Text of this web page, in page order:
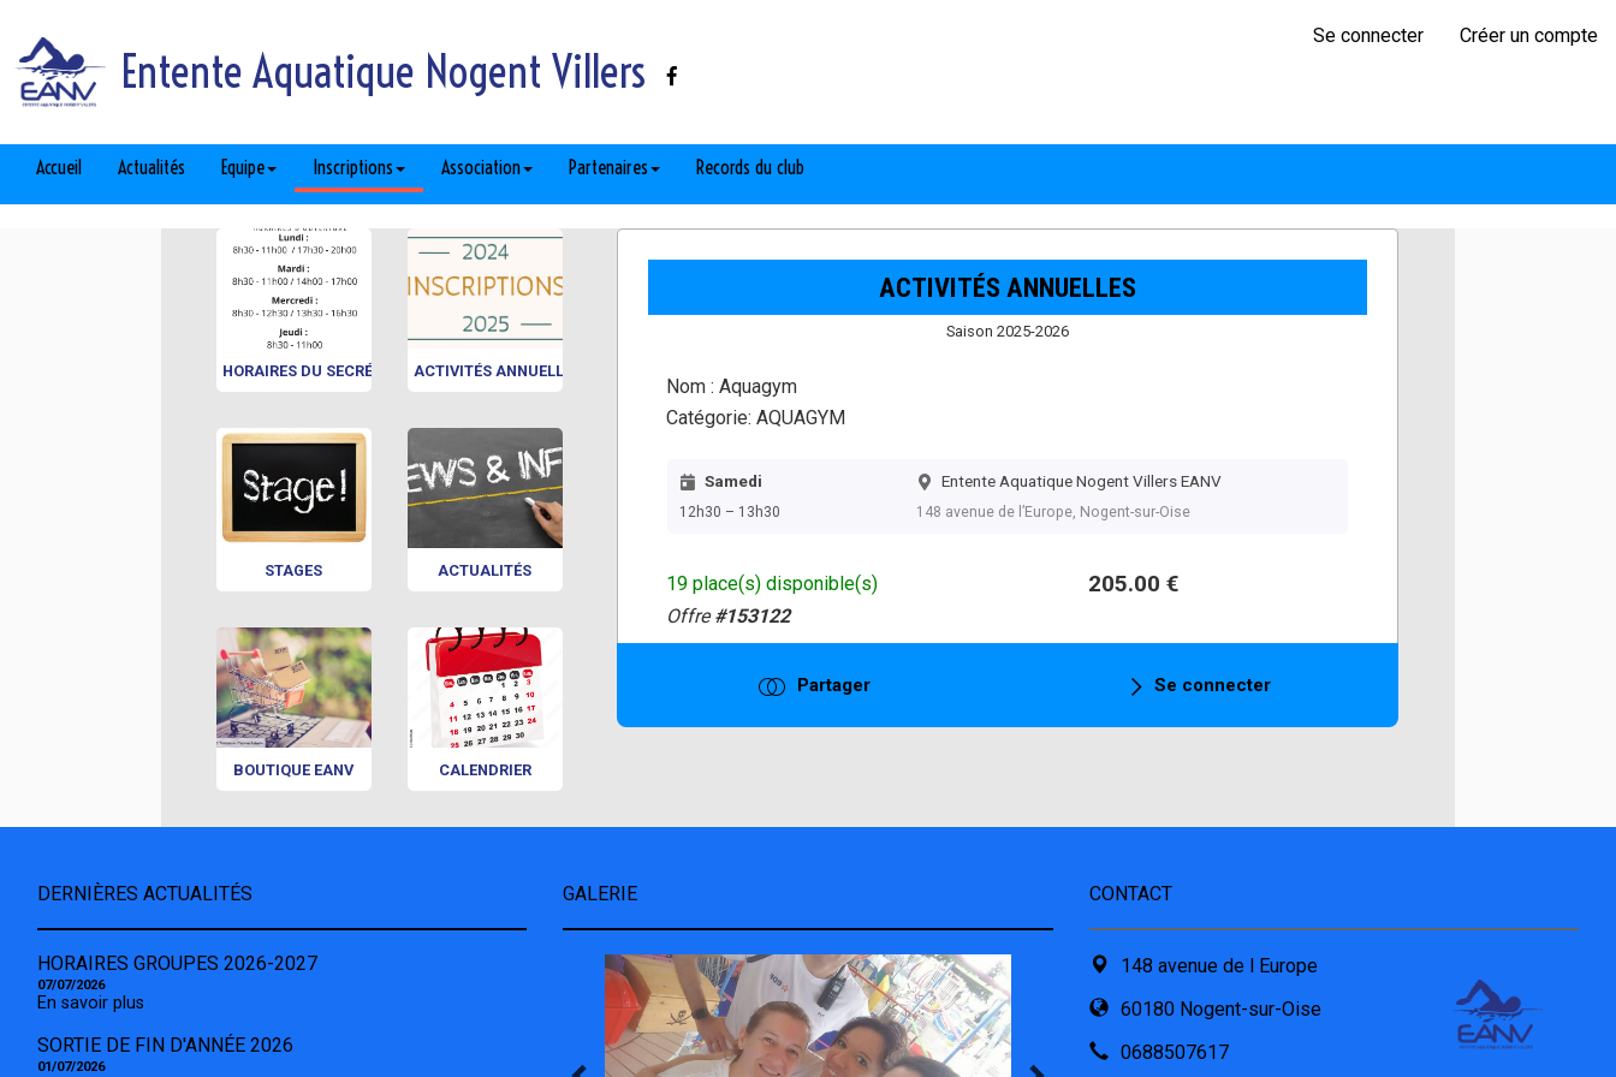
Entente Aquatique Nogent Villers
Se connecter Créer un compte
Accueil Actualités Equipe Inscriptions Association Partenaires Records du club
HORAIRES DU SECRÉTARIATACTIVITÉS ANNUELLES
STAGES ACTUALITÉS
BOUTIQUE EANV CALENDRIER
ACTIVITÉS ANNUELLES
Saison 2025-2026
Nom : Aquagym
Catégorie: AQUAGYM
Samedi
12h30 – 13h30
Entente Aquatique Nogent Villers EANV
148 avenue de l’Europe, Nogent-sur-Oise
19 place(s) disponible(s)
Offre#153122
205.00 €
Partager Se connecter
DERNIÈRES ACTUALITÉS
HORAIRES GROUPES 2026-2027
07/07/2026
En savoir plus
SORTIE DE FIN D'ANNÉE 2026
01/07/2026
GALERIE CONTACT
148 avenue de l Europe
60180 Nogent-sur-Oise
0688507617